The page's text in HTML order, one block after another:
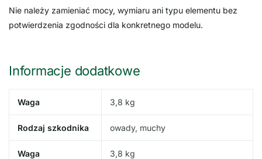
Nie należy zamieniać mocy, wymiaru ani typu elementu bez
potwierdzenia zgodności dla konkretnego modelu.
Informacje dodatkowe
Waga 3,8 kg
Rodzaj szkodnika owady, muchy
Waga 3,8 kg